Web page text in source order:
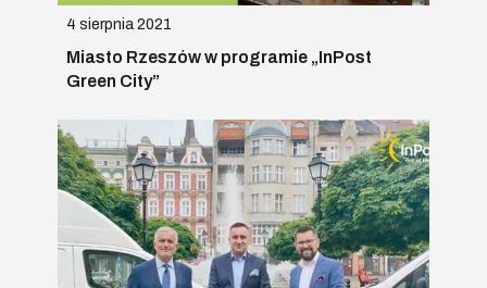
4 sierpnia 2021
Miasto Rzeszów w programie „InPost
Green City”